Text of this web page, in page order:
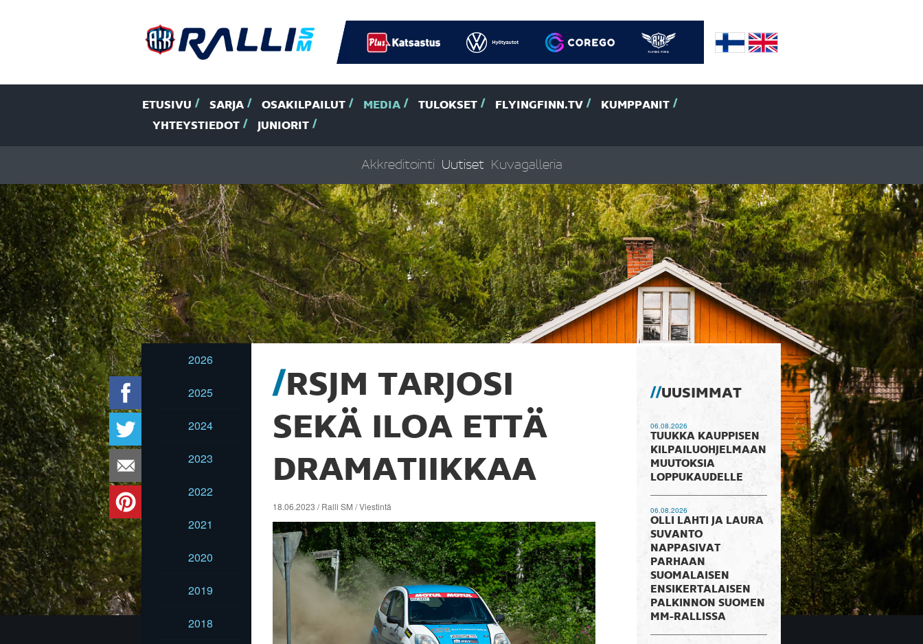
ETUSIVU SARJA OSAKILPAILUT MEDIA TULOKSET FLYINGFINN.TV
KUMPPANIT
YHTEYSTIEDOT
JUNIORIT
Akkreditointi Uutiset Kuvagalleria
2026
2025
2024
2023
2022
2021
2020
2019
2018
RSJM TARJOSI
SEKÄ ILOA ETTÄ
DRAMATIIKKAA
18.06.2023 / Ralli SM / Viestintä
UUSIMMAT
06.08.2026
TUUKKA KAUPPISEN
KILPAILUOHJELMAAN
MUUTOKSIA
LOPPUKAUDELLE
06.08.2026
OLLI LAHTI JA LAURA
SUVANTO
NAPPASIVAT
PARHAAN
SUOMALAISEN
ENSIKERTALAISEN
PALKINNON SUOMEN
MM-RALLISSA